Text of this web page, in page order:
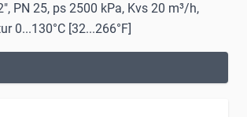
PN 25, ps 2500 kPa, Kvs 20 m³/h,
0...130°C [32...266°F]